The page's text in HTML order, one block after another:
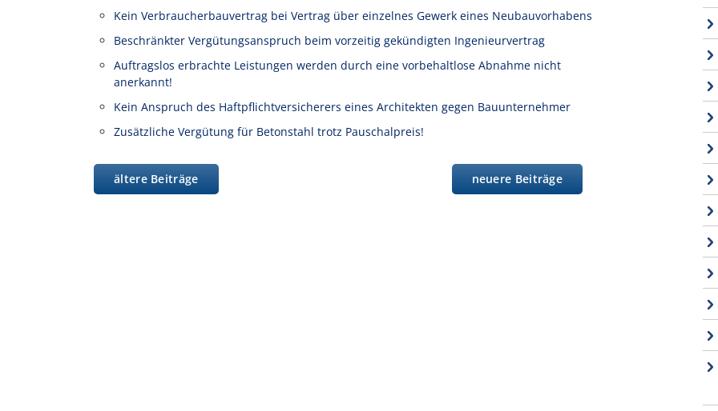
Kein Verbraucherbauvertrag bei Vertrag über einzelnes Gewerk eines Neubauvorhabens
Beschränkter Vergütungsanspruch beim vorzeitig gekündigten Ingenieurvertrag
Auftragslos erbrachte Leistungen werden durch eine vorbehaltlose Abnahme nicht
anerkannt!
Kein Anspruch des Haftpflichtversicherers eines Architekten gegen Bauunternehmer
Zusätzliche Vergütung für Betonstahl trotz Pauschalpreis!
ältere Beiträge neuere Beiträge